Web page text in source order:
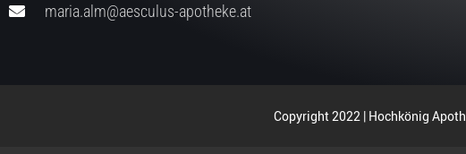
maria.alm@aesculus-apotheke.at
Copyright 2022 | Hochkönig